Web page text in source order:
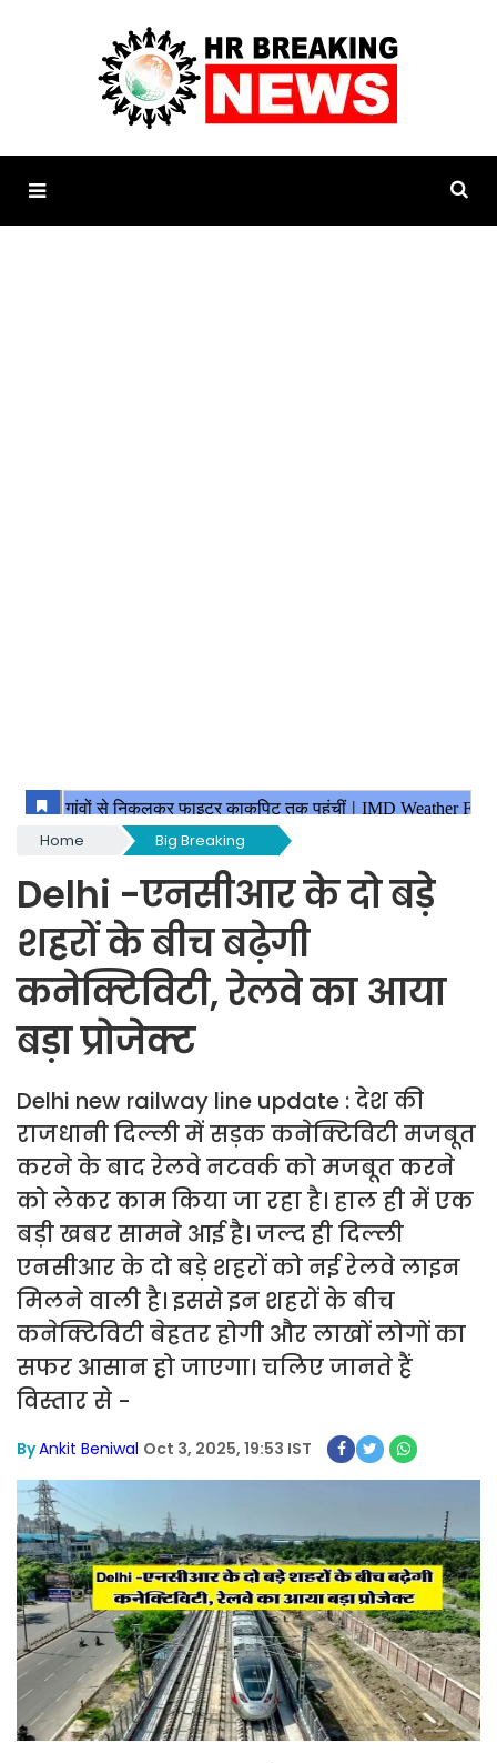
Home Big Breaking
Delhi -एनसीआर के दो बड़े
शहरों के बीच बढ़ेगी
कनेक्टिविटी, रेलवे का आया
बड़ा प्रोजेक्ट
Delhi new railway line update : देश की
राजधानी दिल्ली में सड़क कनेक्टिविटी मजबूत
करने के बाद रेलवे नटवर्क को मजबूत करने
को लेकर काम किया जा रहा है। हाल ही में एक
बड़ी खबर सामने आई है। जल्द ही दिल्ली
एनसीआर के दो बड़े शहरों को नई रेलवे लाइन
मिलने वाली है। इससे इन शहरों के बीच
कनेक्टिविटी बेहतर होगी और लाखों लोगों का
सफर आसान हो जाएगा। चलिए जानते हैं
विस्तार से -
ByAnkit Beniwal Oct 3, 2025, 19:53 IST